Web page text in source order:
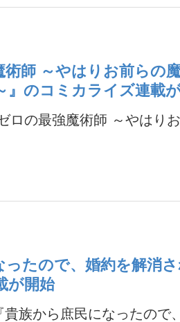
術師 ～やはりお前らの
』のコミカライズ連載
ロの最強魔術師 ～やはり
ったので、婚約を解消さ
が開始
貴族から庶民になったので